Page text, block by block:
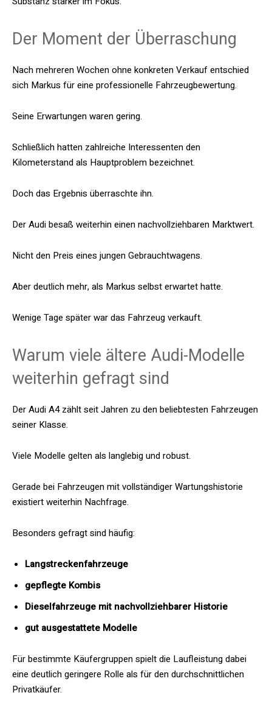
Der Moment der Überraschung
Nach mehreren Wochen ohne konkreten Verkauf entschied
sich Markus für eine professionelle Fahrzeugbewertung.
Seine Erwartungen waren gering.
Schließlich hatten zahlreiche Interessenten den
Kilometerstand als Hauptproblem bezeichnet.
Doch das Ergebnis überraschte ihn.
Der Audi besaß weiterhin einen nachvollziehbaren Marktwert.
Nicht den Preis eines jungen Gebrauchtwagens.
Aber deutlich mehr, als Markus selbst erwartet hatte.
Wenige Tage später war das Fahrzeug verkauft.
Warum viele ältere Audi-Modelle
weiterhin gefragt sind
Der Audi A4 zählt seit Jahren zu den beliebtesten Fahrzeugen
seiner Klasse.
Viele Modelle gelten als langlebig und robust.
Gerade bei Fahrzeugen mit vollständiger Wartungshistorie
existiert weiterhin Nachfrage.
Besonders gefragt sind häufig:
Langstreckenfahrzeuge
gepflegte Kombis
Dieselfahrzeuge mit nachvollziehbarer Historie
gut ausgestattete Modelle
Für bestimmte Käufergruppen spielt die Laufleistung dabei
eine deutlich geringere Rolle als für den durchschnittlichen
Privatkäufer.